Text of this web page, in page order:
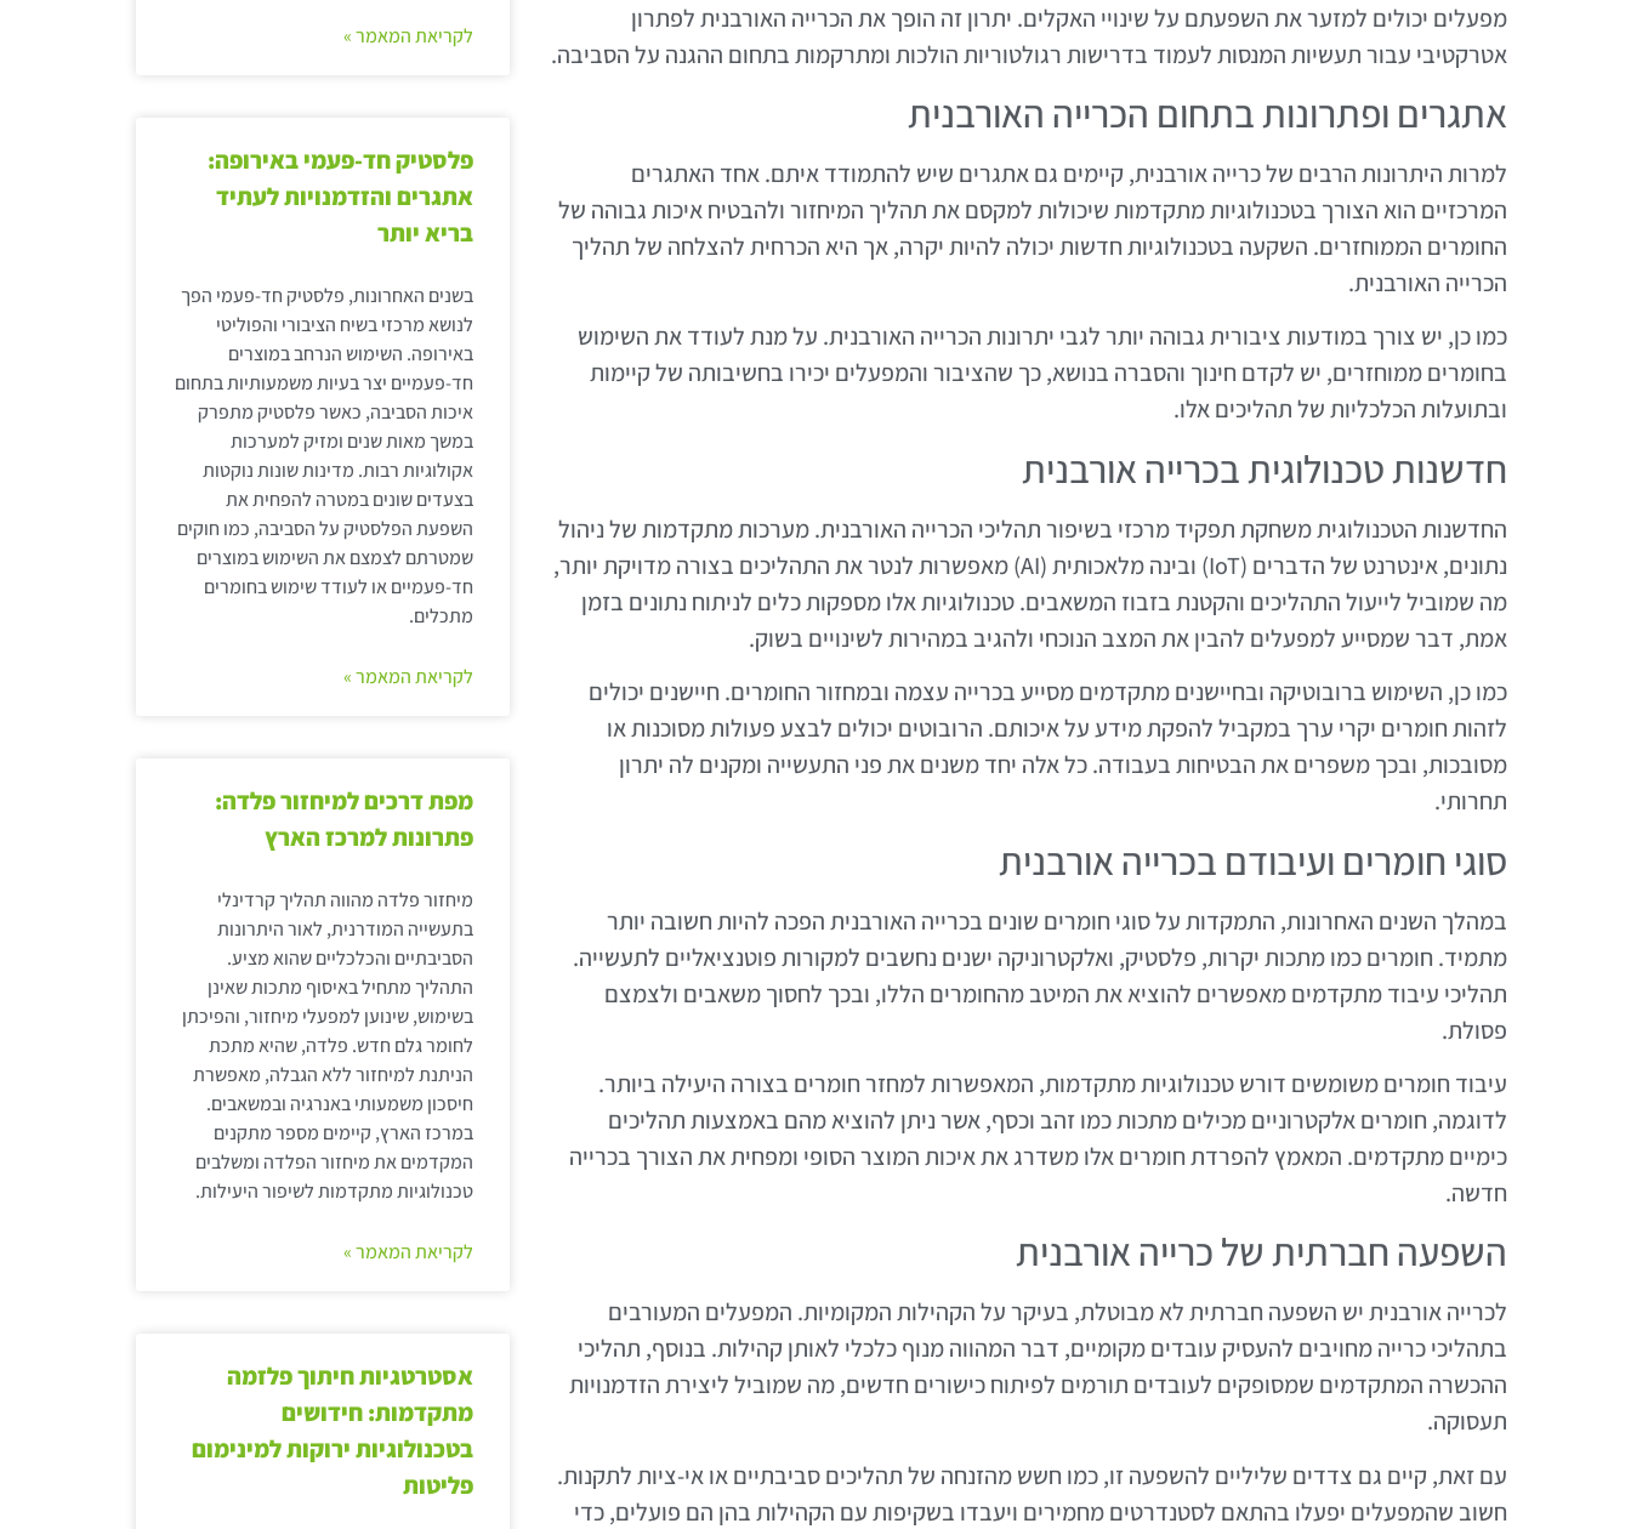
מפעלים יכולים למזער את השפעתם על שינויי האקלים. יתרון זה הופך את הכרייה האורבנית לפתרון
אטרקטיבי עבור תעשיות המנסות לעמוד בדרישות רגולטוריות הולכות ומתרקמות בתחום ההגנה על הסביבה.
אתגרים ופתרונות בתחום הכרייה האורבנית
למרות היתרונות הרבים של כרייה אורבנית, קיימים גם אתגרים שיש להתמודד איתם. אחד האתגרים
המרכזיים הוא הצורך בטכנולוגיות מתקדמות שיכולות למקסם את תהליך המיחזור ולהבטיח איכות גבוהה של
החומרים הממוחזרים. השקעה בטכנולוגיות חדשות יכולה להיות יקרה, אך היא הכרחית להצלחה של תהליך
הכרייה האורבנית.
כמו כן, יש צורך במודעות ציבורית גבוהה יותר לגבי יתרונות הכרייה האורבנית. על מנת לעודד את השימוש
בחומרים ממוחזרים, יש לקדם חינוך והסברה בנושא, כך שהציבור והמפעלים יכירו בחשיבותה של קיימות
ובתועלות הכלכליות של תהליכים אלו.
חדשנות טכנולוגית בכרייה אורבנית
החדשנות הטכנולוגית משחקת תפקיד מרכזי בשיפור תהליכי הכרייה האורבנית. מערכות מתקדמות של ניהול
נתונים, אינטרנט של הדברים (IoT) ובינה מלאכותית (AI) מאפשרות לנטר את התהליכים בצורה מדויקת יותר,
מה שמוביל לייעול התהליכים והקטנת בזבוז המשאבים. טכנולוגיות אלו מספקות כלים לניתוח נתונים בזמן
אמת, דבר שמסייע למפעלים להבין את המצב הנוכחי ולהגיב במהירות לשינויים בשוק.
כמו כן, השימוש ברובוטיקה ובחיישנים מתקדמים מסייע בכרייה עצמה ובמחזור החומרים. חיישנים יכולים
לזהות חומרים יקרי ערך במקביל להפקת מידע על איכותם. הרובוטים יכולים לבצע פעולות מסוכנות או
מסובכות, ובכך משפרים את הבטיחות בעבודה. כל אלה יחד משנים את פני התעשייה ומקנים לה יתרון
תחרותי.
סוגי חומרים ועיבודם בכרייה אורבנית
במהלך השנים האחרונות, התמקדות על סוגי חומרים שונים בכרייה האורבנית הפכה להיות חשובה יותר
מתמיד. חומרים כמו מתכות יקרות, פלסטיק, ואלקטרוניקה ישנים נחשבים למקורות פוטנציאליים לתעשייה.
תהליכי עיבוד מתקדמים מאפשרים להוציא את המיטב מהחומרים הללו, ובכך לחסוך משאבים ולצמצם
פסולת.
עיבוד חומרים משומשים דורש טכנולוגיות מתקדמות, המאפשרות למחזר חומרים בצורה היעילה ביותר.
לדוגמה, חומרים אלקטרוניים מכילים מתכות כמו זהב וכסף, אשר ניתן להוציא מהם באמצעות תהליכים
כימיים מתקדמים. המאמץ להפרדת חומרים אלו משדרג את איכות המוצר הסופי ומפחית את הצורך בכרייה
חדשה.
השפעה חברתית של כרייה אורבנית
לכרייה אורבנית יש השפעה חברתית לא מבוטלת, בעיקר על הקהילות המקומיות. המפעלים המעורבים
בתהליכי כרייה מחויבים להעסיק עובדים מקומיים, דבר המהווה מנוף כלכלי לאותן קהילות. בנוסף, תהליכי
ההכשרה המתקדמים שמסופקים לעובדים תורמים לפיתוח כישורים חדשים, מה שמוביל ליצירת הזדמנויות
תעסוקה.
עם זאת, קיים גם צדדים שליליים להשפעה זו, כמו חשש מהזנחה של תהליכים סביבתיים או אי-ציות לתקנות.
חשוב שהמפעלים יפעלו בהתאם לסטנדרטים מחמירים ויעבדו בשקיפות עם הקהילות בהן הם פועלים, כדי
לקריאת המאמר »
פלסטיק חד-פעמי באירופה:
אתגרים והזדמנויות לעתיד
בריא יותר
בשנים האחרונות, פלסטיק חד-פעמי הפך
לנושא מרכזי בשיח הציבורי והפוליטי
באירופה. השימוש הנרחב במוצרים
חד-פעמיים יצר בעיות משמעותיות בתחום
איכות הסביבה, כאשר פלסטיק מתפרק
במשך מאות שנים ומזיק למערכות
אקולוגיות רבות. מדינות שונות נוקטות
בצעדים שונים במטרה להפחית את
השפעת הפלסטיק על הסביבה, כמו חוקים
שמטרתם לצמצם את השימוש במוצרים
חד-פעמיים או לעודד שימוש בחומרים
מתכלים.
לקריאת המאמר »
מפת דרכים למיחזור פלדה:
פתרונות למרכז הארץ
מיחזור פלדה מהווה תהליך קרדינלי
בתעשייה המודרנית, לאור היתרונות
הסביבתיים והכלכליים שהוא מציע.
התהליך מתחיל באיסוף מתכות שאינן
בשימוש, שינוען למפעלי מיחזור, והפיכתן
לחומר גלם חדש. פלדה, שהיא מתכת
הניתנת למיחזור ללא הגבלה, מאפשרת
חיסכון משמעותי באנרגיה ובמשאבים.
במרכז הארץ, קיימים מספר מתקנים
המקדמים את מיחזור הפלדה ומשלבים
טכנולוגיות מתקדמות לשיפור היעילות.
לקריאת המאמר »
אסטרטגיות חיתוך פלזמה
מתקדמות: חידושים
בטכנולוגיות ירוקות למינימום
פליטות